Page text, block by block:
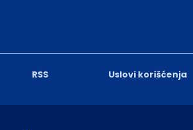
RSS Uslovi korišćenja